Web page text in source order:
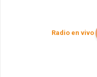
Radio en vivo